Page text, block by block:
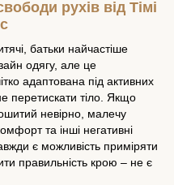
рухів від Тімі
батьки найчастіше
одягу, але це
адаптована під активних
перетискати тіло. Якщо
невірно, малечу
та інші негативні
є можливість приміряти
правильність крою – не є